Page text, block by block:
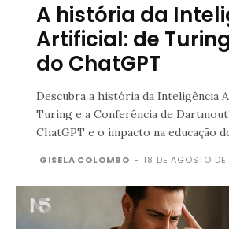
A história da
Artificial: de
do ChatGPT
Descubra a história da Inteligência
Turing e a Conferência de
ChatGPT e o impacto na educação
GISELA COLOMBO - 18 DE AGOSTO